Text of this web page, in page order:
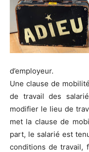
d’employeur.
Une clause de
de travail des
modifier le lieu de
met la clause de
part, le salarié est
conditions de travail,